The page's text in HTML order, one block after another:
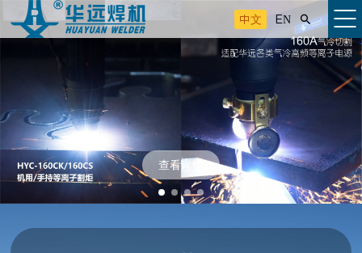
中文 EN 
查看详情